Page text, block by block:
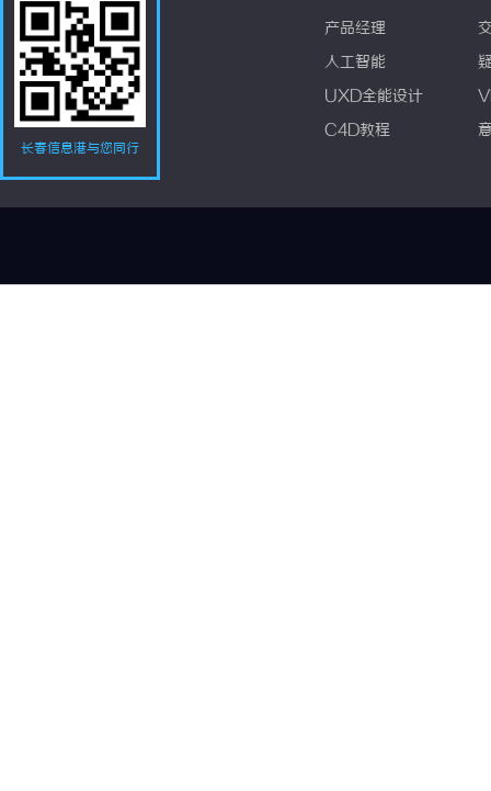
长春信息港与您同行
产品经理
人工智能
UXD全能设计
C4D教程